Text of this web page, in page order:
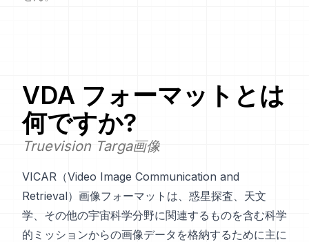
VDA フォーマットとは
何ですか?
Truevision Targa画像
VICAR（Video Image Communication and
Retrieval）画像フォーマットは、惑星探査、天文
学、その他の宇宙科学分野に関連するものを含む科学
的ミッションからの画像データを格納するために主に